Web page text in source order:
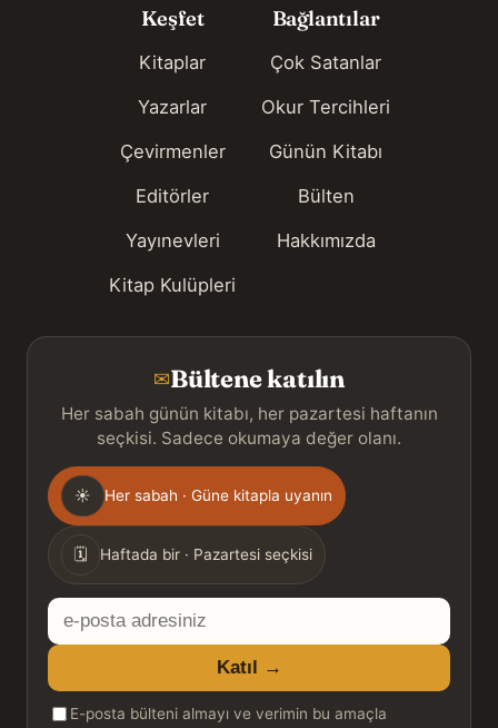
Keşfet
Kitaplar
Yazarlar
Çevirmenler
Editörler
Yayınevleri
Kitap Kulüpleri
Bağlantılar
Çok Satanlar
Okur Tercihleri
Günün Kitabı
Bülten
Hakkımızda
✉Bültene katılın
Her sabah günün kitabı, her pazartesi haftanın
seçkisi. Sadece okumaya değer olanı.
Gönderim
sıklığı
☀ Her sabah · Güne kitapla uyanın
🗓 Haftada bir · Pazartesi seçkisi
E-
posta
adresiniz
Katıl →
E-posta bülteni almayı ve verimin bu amaçla